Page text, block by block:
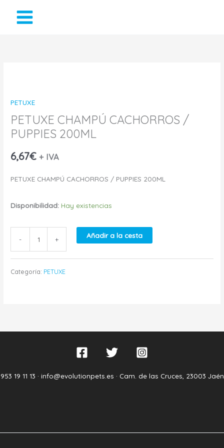
PETUXE
PETUXE CHAMPÚ CACHORROS /
PUPPIES 200ML
6,67€ + IVA
PETUXE CHAMPÚ CACHORROS / PUPPIES 200ML
Disponibilidad: Hay existencias
-
CACHORROS
/
PUPPIES
+ Añadir a la cesta
Categoría: PETUXE
953 19 11 13 · info@evolutionpets.es · Cam. de las Cruces, 23003 Jaén